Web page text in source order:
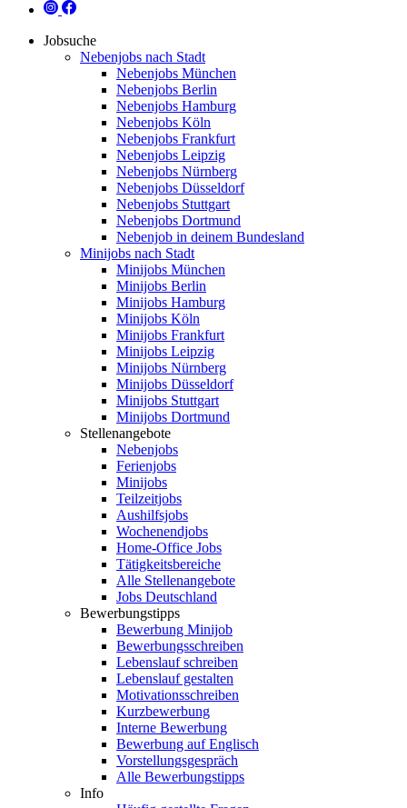
Jobsuche
Nebenjobs nach Stadt
Nebenjobs München
Nebenjobs Berlin
Nebenjobs Hamburg
Nebenjobs Köln
Nebenjobs Frankfurt
Nebenjobs Leipzig
Nebenjobs Nürnberg
Nebenjobs Düsseldorf
Nebenjobs Stuttgart
Nebenjobs Dortmund
Nebenjob in deinem Bundesland
Minijobs nach Stadt
Minijobs München
Minijobs Berlin
Minijobs Hamburg
Minijobs Köln
Minijobs Frankfurt
Minijobs Leipzig
Minijobs Nürnberg
Minijobs Düsseldorf
Minijobs Stuttgart
Minijobs Dortmund
Stellenangebote
Nebenjobs
Ferienjobs
Minijobs
Teilzeitjobs
Aushilfsjobs
Wochenendjobs
Home-Office Jobs
Tätigkeitsbereiche
Alle Stellenangebote
Jobs Deutschland
Bewerbungstipps
Bewerbung Minijob
Bewerbungsschreiben
Lebenslauf schreiben
Lebenslauf gestalten
Motivationsschreiben
Kurzbewerbung
Interne Bewerbung
Bewerbung auf Englisch
Vorstellungsgespräch
Alle Bewerbungstipps
Info